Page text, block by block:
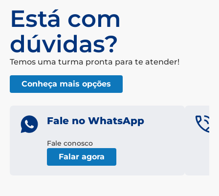
Está com
dúvidas?
Temos uma turma pronta para te atender!
Conheça mais opções
Fale no WhatsApp
Fale conosco
Falar agora